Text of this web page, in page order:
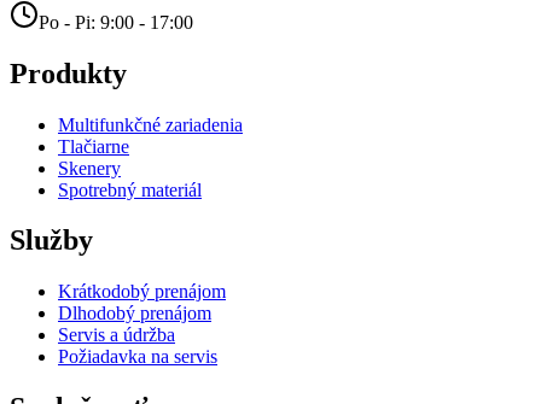
Po - Pi: 9:00 - 17:00
Produkty
Multifunkčné zariadenia
Tlačiarne
Skenery
Spotrebný materiál
Služby
Krátkodobý prenájom
Dlhodobý prenájom
Servis a údržba
Požiadavka na servis